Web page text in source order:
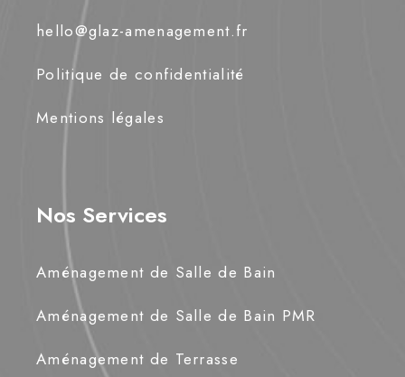
hello@glaz-amenagement.fr
Politique de confidentialité
Mentions légales
Nos Services
Aménagement de Salle de Bain
Aménagement de Salle de Bain PMR
Aménagement de Terrasse